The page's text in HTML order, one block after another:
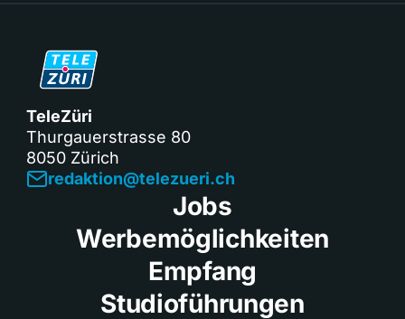
TeleZüri
Thurgauerstrasse 80
8050 Zürich
redaktion@telezueri.ch
Jobs
Werbemöglichkeiten
Empfang
Studioführungen